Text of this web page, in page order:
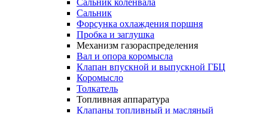
Сальник коленвала
Сальник
Форсунка охлаждения поршня
Пробка и заглушка
Механизм газораспределения
Вал и опора коромысла
Клапан впускной и выпускной ГБЦ
Коромысло
Толкатель
Топливная аппаратура
Клапаны топливный и масляный